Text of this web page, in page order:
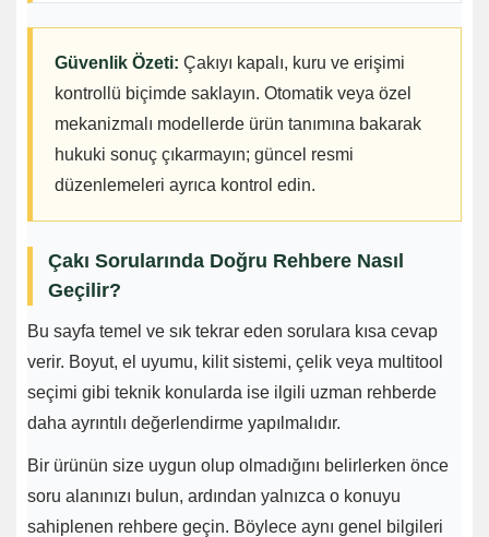
Güvenlik Özeti: Çakıyı kapalı, kuru ve erişimi
kontrollü biçimde saklayın. Otomatik veya özel
mekanizmalı modellerde ürün tanımına bakarak
hukuki sonuç çıkarmayın; güncel resmi
düzenlemeleri ayrıca kontrol edin.
Çakı Sorularında Doğru Rehbere Nasıl
Geçilir?
Bu sayfa temel ve sık tekrar eden sorulara kısa cevap
verir. Boyut, el uyumu, kilit sistemi, çelik veya multitool
seçimi gibi teknik konularda ise ilgili uzman rehberde
daha ayrıntılı değerlendirme yapılmalıdır.
Bir ürünün size uygun olup olmadığını belirlerken önce
soru alanınızı bulun, ardından yalnızca o konuyu
sahiplenen rehbere geçin. Böylece aynı genel bilgileri